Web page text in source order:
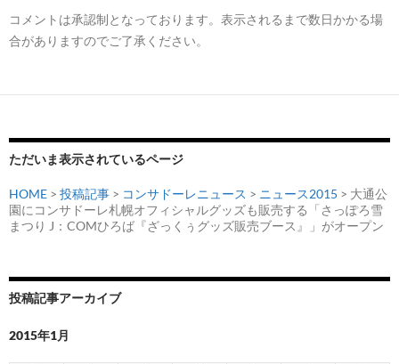
コメントは承認制となっております。表示されるまで数日かかる場
合がありますのでご了承ください。
ただいま表示されているページ
HOME > 投稿記事 > コンサドーレニュース > ニュース2015 > 大通公
園にコンサドーレ札幌オフィシャルグッズも販売する「さっぽろ雪
まつり J：COMひろば『ざっくぅグッズ販売ブース』」がオープン
投稿記事アーカイブ
2015年1月